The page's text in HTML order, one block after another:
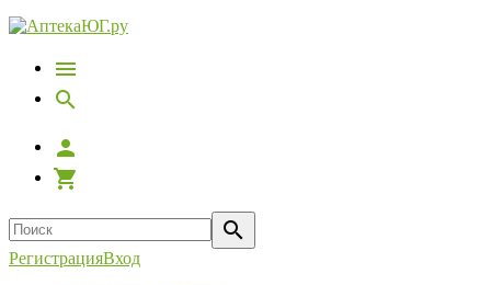
РегистрацияВход